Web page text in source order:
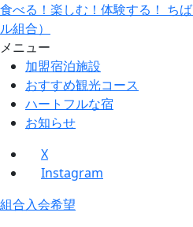
食べる！楽しむ！体験する！ ち
ル組合）
メニュー
加盟宿泊施設
おすすめ観光コース
ハートフルな宿
お知らせ
X
Instagram
組合入会希望